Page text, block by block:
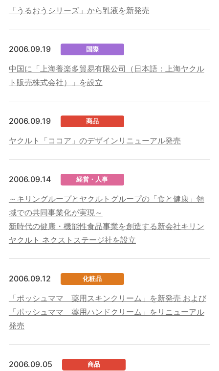
「うるおうシリーズ」から乳液を新発売
2006.09.19 国際
中国に「上海養楽多貿易有限公司（日本語：上海ヤクル
ト販売株式会社）」を設立
2006.09.19 商品
ヤクルト「ココア」のデザインリニューアル発売
2006.09.14 経営・人事
～キリングループとヤクルトグループの「食と健康」領
域での共同事業化が実現～
新時代の健康・機能性食品事業を創造する新会社キリン
ヤクルト ネクストステージ社を設立
2006.09.12 化粧品
「ポッシュママ 薬用スキンクリーム」を新発売 および
「ポッシュママ 薬用ハンドクリーム」をリニューアル
発売
2006.09.05 商品